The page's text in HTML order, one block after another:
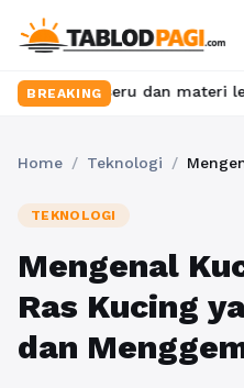
BREAKING
seru dan materi lengkap
Home / Teknologi /
TEKNOLOGI
Mengenal
Ras Kucing
dan